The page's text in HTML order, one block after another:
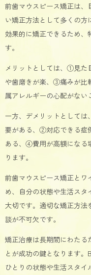
前歯マウスピース矯正は、
い矯正方法として多くの
効果的に矯正できるため、
す。
メリットとしては、①見
や歯磨きが楽、③痛みが
属アレルギーの心配がない
一方、デメリットとして
要がある、②対応できる症
ある、④費用が高額になる
ります。
前歯マウスピース矯正とワ
め、自分の状態や生活ス
大切です。適切な矯正方法
談が不可欠です。
矯正治療は長期間にわたる
とが成功の鍵となります
ひとりの状態や生活スタ